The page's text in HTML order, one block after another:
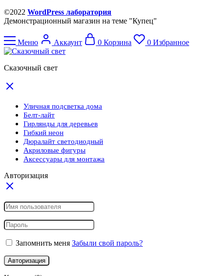
©2022 WordPress лаборатория
Демонстрационный магазин на теме "Купец"
Меню Аккаунт 0 Корзина 0 Избранное
Сказочный свет
Уличная подсветка дома
Белт-лайт
Гирлянды для деревьев
Гибкий неон
Дюралайт светодиодный
Акриловые фигуры
Аксессуары для монтажа
Авторизация
Запомнить меня Забыли свой пароль?
Авторизация